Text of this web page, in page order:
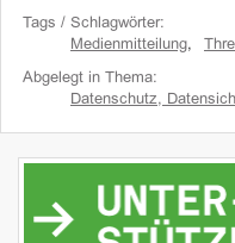
Tags / Schlagwörter:
Medienmitteilung,
Abgelegt in Thema:
Datenschutz,